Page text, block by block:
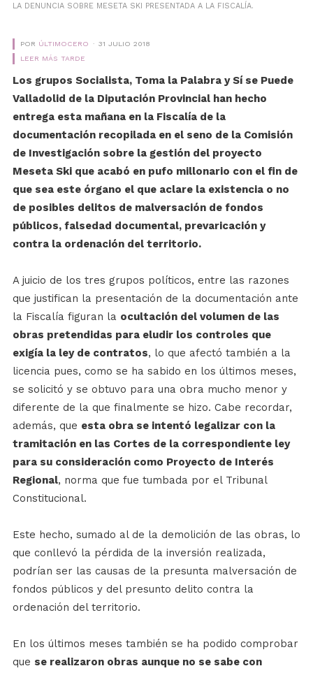
LA DENUNCIA SOBRE MESETA SKI PRESENTADA A LA FISCALÍA.
POR ÚLTIMOCERO
31 JULIO 2018
LEER MÁS TARDE
Los grupos Socialista, Toma la Palabra y Sí se Puede
Valladolid de la Diputación Provincial han hecho
entrega esta mañana en la Fiscalía de la
documentación recopilada en el seno de la Comisión
de Investigación sobre la gestión del proyecto
Meseta Ski que acabó en pufo millonario con el fin de
que sea este órgano el que aclare la existencia o no
de posibles delitos de malversación de fondos
públicos, falsedad documental, prevaricación y
contra la ordenación del territorio.
A juicio de los tres grupos políticos, entre las razones
que justifican la presentación de la documentación ante
la Fiscalía figuran la ocultación del volumen de las
obras pretendidas para eludir los controles que
exigía la ley de contratos, lo que afectó también a la
licencia pues, como se ha sabido en los últimos meses,
se solicitó y se obtuvo para una obra mucho menor y
diferente de la que finalmente se hizo. Cabe recordar,
además, que esta obra se intentó legalizar con la
tramitación en las Cortes de la correspondiente ley
para su consideración como Proyecto de Interés
Regional, norma que fue tumbada por el Tribunal
Constitucional.
Este hecho, sumado al de la demolición de las obras, lo
que conllevó la pérdida de la inversión realizada,
podrían ser las causas de la presunta malversación de
fondos públicos y del presunto delito contra la
ordenación del territorio.
En los últimos meses también se ha podido comprobar
que se realizaron obras aunque no se sabe con